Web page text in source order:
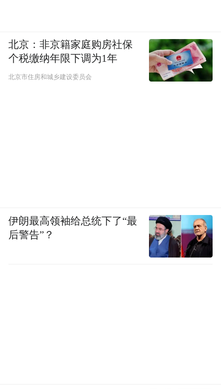
北京：非京籍家庭购房社保
个税缴纳年限下调为1年
北京市住房和城乡建设委员会
伊朗最高领袖给总统下了“最
后警告”？